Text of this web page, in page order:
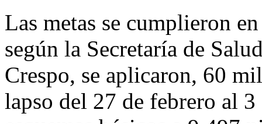
Las metas se cumplieron
según la Secretaría de
Crespo, se aplicaron, 60
lapso del 27 de febrero al